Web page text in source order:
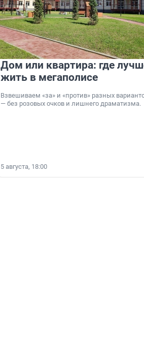
Дом или квартира: где
жить в мегаполисе
Взвешиваем «за» и «против» разных
— без розовых очков и лишнего драматизма.
5 августа, 18:00